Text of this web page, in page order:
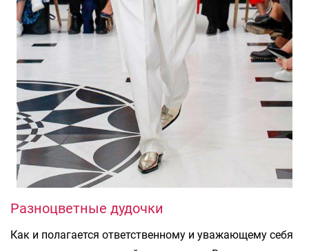
Разноцветные дудочки
Как и полагается ответственному и уважающему себя